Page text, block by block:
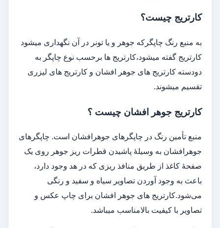
کارتریج چیست؟
به منبع رنگ چاپگرکه جوهر و یا تونر در آن نگهداری میشود
کارتریج گفته میشود،کارتریج ها برحسب نوع چاپگر به
دودسته کارتریج های جوهر افشان و کارتریج های لیزری
تقسیم میشوند.
کارتریج جوهر افشان چیست ؟
منبع تأمین رنگ در چاپگرهای جوهرافشان است. چاپگرهای
جوهرافشان به وسیلهٔ پاشیدن قطرات ریز جوهر روی یک
صفحهٔ کاغذ از طریق منافذ ریزی که در هد وجود دارد،
باعث به وجود آوردن تصاویر سیاه و سفید و رنگی
می‌شود.کارتریج های جوهر افشان برای چاپ عکس و
تصاویر با کیفیت بالامناسب میباشد.